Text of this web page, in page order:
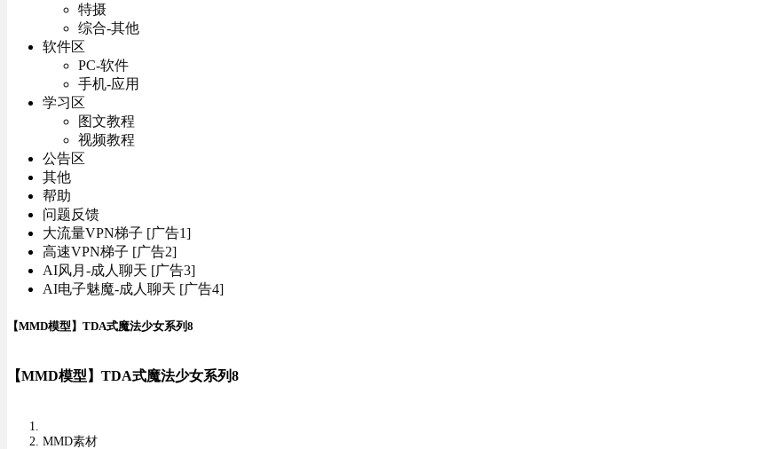
特摄
综合-其他
软件区
PC-软件
手机-应用
学习区
图文教程
视频教程
公告区
其他
帮助
问题反馈
大流量VPN梯子 [广告1]
高速VPN梯子 [广告2]
AI风月-成人聊天 [广告3]
AI电子魅魔-成人聊天 [广告4]
【MMD模型】TDA式魔法少女系列8
【MMD模型】TDA式魔法少女系列8
MMD素材